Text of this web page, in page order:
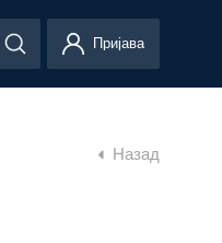
Пријава
Назад